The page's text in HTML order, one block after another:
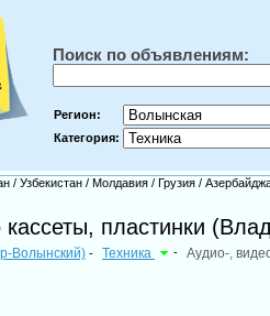
Поиск по объявлениям:
Регион:
Категория:
/ Узбекистан / Молдавия / Грузия /
пластинки
Волынский) - Техника - Аудио-,